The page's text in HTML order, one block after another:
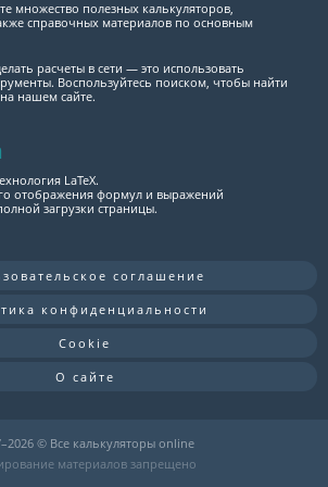
множество полезных калькуляторов,
справочных материалов по основным
расчеты в сети — это использовать
Воспользуйтесь поиском, чтобы найти
нашем сайте.
LaTeX.
отображения формул и выражений
загрузки страницы.
соглашение
конфиденциальности
Cookie
О сайте
2026 © Все калькуляторы online
материалов запрещено